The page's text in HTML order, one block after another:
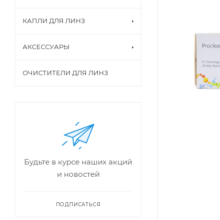
КАПЛИ ДЛЯ ЛИНЗ
АКСЕССУАРЫ
ОЧИСТИТЕЛИ ДЛЯ ЛИНЗ
Будьте в курсе наших акций
и новостей
ПОДПИСАТЬСЯ